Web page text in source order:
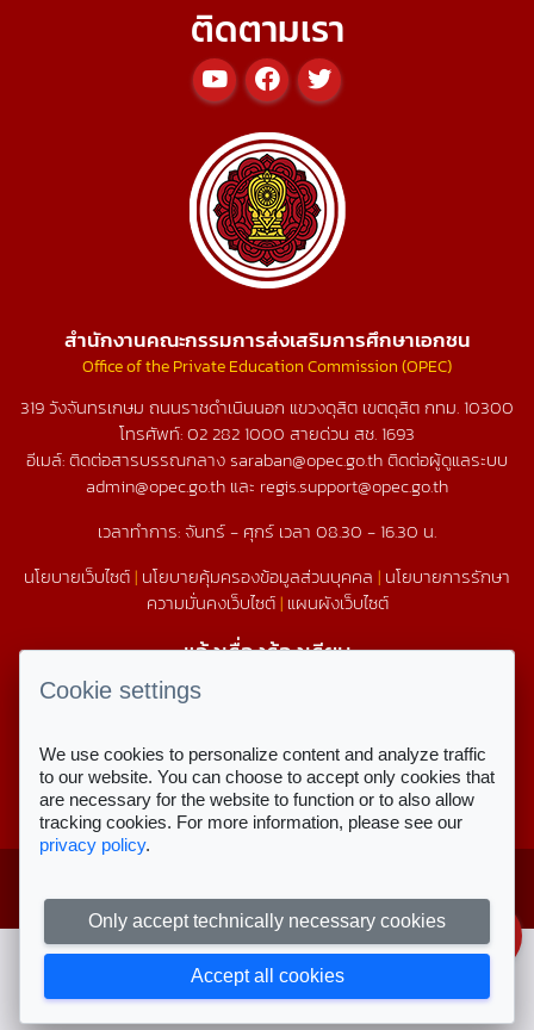
ติดตามเรา
สำนักงานคณะกรรมการส่งเสริมการศึกษาเอกชน
Office of the Private Education Commission (OPEC)
319 วังจันทรเกษม ถนนราชดำเนินนอก แขวงดุสิต เขตดุสิต กทม. 10300
โทรศัพท์:02 282 1000 สายด่วน สช.1693
อีเมล์: ติดต่อสารบรรณกลาง saraban@opec.go.th ติดต่อผู้ดูแลระบบ
admin@opec.go.th และ regis.support@opec.go.th
เวลาทำการ: จันทร์ - ศุกร์ เวลา 08.30 - 16.30 น.
นโยบายเว็บไซต์| นโยบายคุ้มครองข้อมูลส่วนบุคคล | นโยบายการรักษา
ความมั่นคงเว็บไซต์| แผนผังเว็บไซต์
แจ้งเรื่องร้องเรียน
1579
สถิติการใช้งานเว็บไซต์
สถิติการเข้าชม
ส่งเสริมการศึกษาเอกชน
ลงชื่อเข้าใช้งาน
Cookie settings
We use cookies to personalize content and analyze traffic
to our website. You can choose to accept only cookies that
are necessary for the website to function or to also allow
tracking cookies. For more information, please see our
privacy policy.
Only accept technically necessary cookies
Accept all cookies